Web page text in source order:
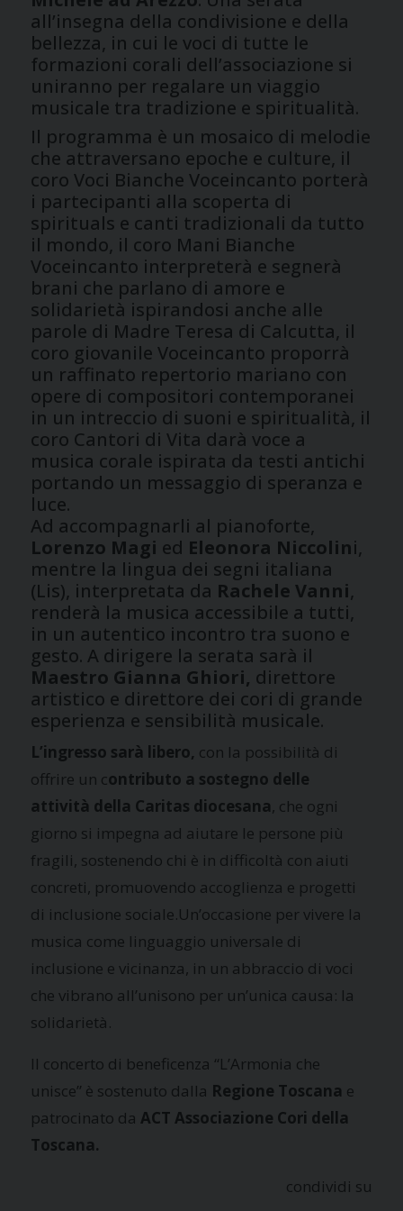
all’insegna della condivisione e della
bellezza, in cui le voci di tutte le
formazioni corali dell’associazione si
uniranno per regalare un viaggio
musicale tra tradizione e spiritualità.
Il programma è un mosaico di melodie
che attraversano epoche e culture, il
coro Voci Bianche Voceincanto porterà
i partecipanti alla scoperta di
spirituals e canti tradizionali da tutto
il mondo, il coro Mani Bianche
Voceincanto interpreterà e segnerà
brani che parlano di amore e
solidarietà ispirandosi anche alle
parole di Madre Teresa di Calcutta, il
coro giovanile Voceincanto proporrà
un raffinato repertorio mariano con
opere di compositori contemporanei
in un intreccio di suoni e spiritualità, il
coro Cantori di Vita darà voce a
musica corale ispirata da testi antichi
portando un messaggio di speranza e
luce.
Ad accompagnarli al pianoforte,
Lorenzo Magi ed Eleonora Niccolini,
mentre la lingua dei segni italiana
(Lis), interpretata da Rachele Vanni,
renderà la musica accessibile a tutti,
in un autentico incontro tra suono e
gesto. A dirigere la serata sarà il
Maestro Gianna Ghiori, direttore
artistico e direttore dei cori di grande
esperienza e sensibilità musicale.
L’ingresso sarà libero, con la possibilità di
offrire un contributo a sostegno delle
attività della Caritas diocesana, che ogni
giorno si impegna ad aiutare le persone più
fragili, sostenendo chi è in difficoltà con aiuti
concreti, promuovendo accoglienza e progetti
di inclusione sociale.Un’occasione per vivere la
musica come linguaggio universale di
inclusione e vicinanza, in un abbraccio di voci
che vibrano all’unisono per un’unica causa: la
solidarietà.
Il concerto di beneficenza “L’Armonia che
unisce” è sostenuto dalla Regione Toscana e
patrocinato daACT Associazione Cori della
Toscana.
condividi su